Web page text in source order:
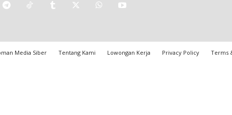
Media Siber Tentang Kami Lowongan Kerja Privacy Policy Terms